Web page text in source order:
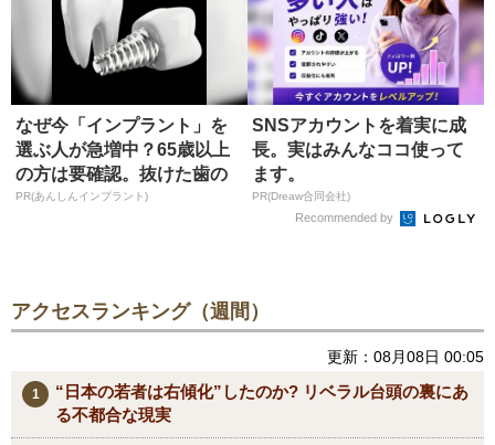
なぜ今「インプラント」を
選ぶ人が急増中？65歳以上
の方は要確認。抜けた歯の
放置は...
PR(あんしんインプラント)
SNSアカウントを着実に成
長。実はみんなココ使って
ます。
PR(Dreaw合同会社)
Recommended by
アクセスランキング（週間）
更新：08月08日 00:05
“日本の若者は右傾化”したのか? リベラル台頭の裏にあ
る不都合な現実